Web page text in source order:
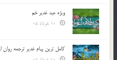
ویژه عید غدیر خم
کامل ترین پیام غدیر ترجمه روان